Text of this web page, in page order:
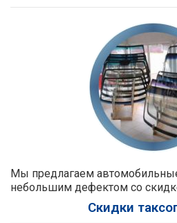
Мы предлагаем
небольшим дефектом со
Скидки